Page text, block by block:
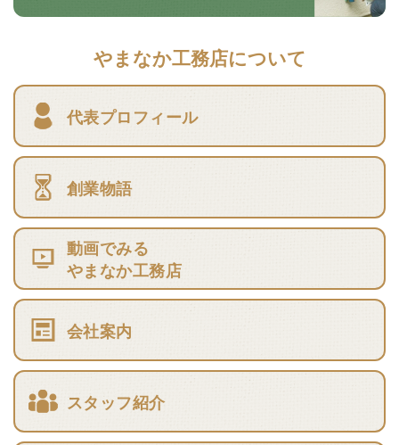
やまなか工務店について
代表プロフィール
創業物語
動画でみる
やまなか工務店
会社案内
スタッフ紹介